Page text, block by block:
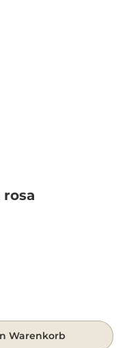
Warenkorb